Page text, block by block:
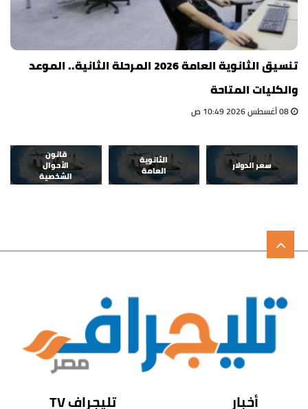
تنسيق الثانوية العامة 2026 المرحلة الثانية.. الموعد
والكليات المتاحة
سعر الدولار
الثانوية
العامة
قانون
الأحوال
الشخصية
أخبار تليجراف TV